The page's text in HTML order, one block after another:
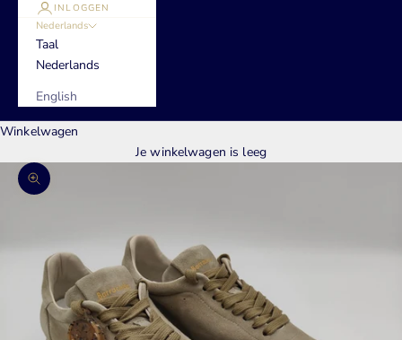
INLOGGEN
Nederlands
Taal
Nederlands
English
Winkelwagen
Je winkelwagen is leeg
In-/uitzoomen